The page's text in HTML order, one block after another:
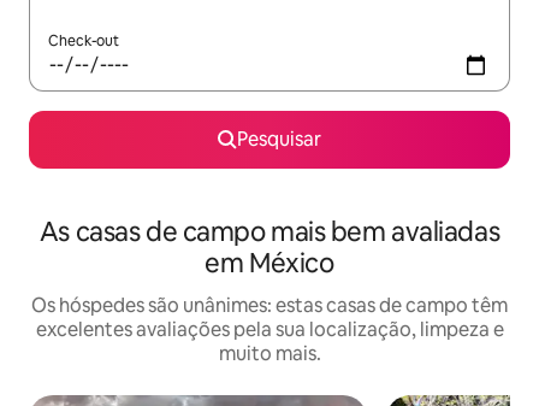
Check-out
Pesquisar
As casas de campo mais bem avaliadas
em México
Os hóspedes são unânimes: estas casas de campo têm
excelentes avaliações pela sua localização, limpeza e
muito mais.